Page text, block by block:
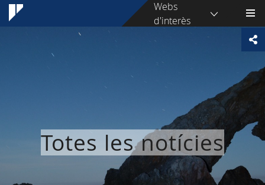
Webs
d'interès
Totes les notícies